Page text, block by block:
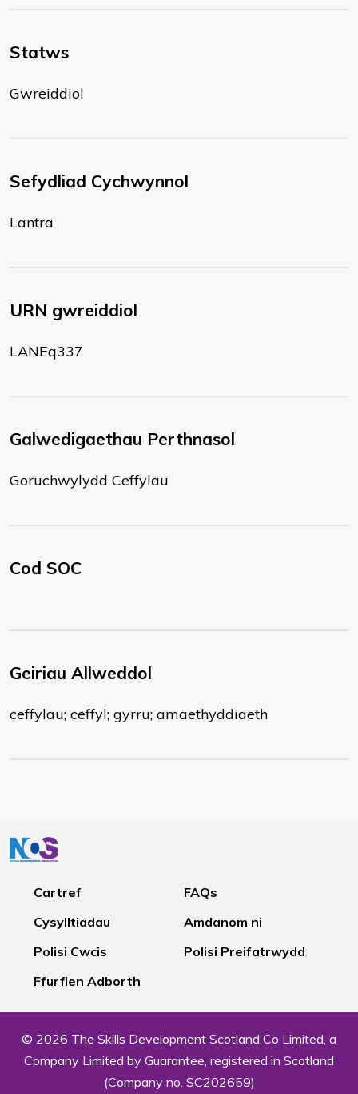
Statws
Gwreiddiol
Sefydliad Cychwynnol
Lantra
URN gwreiddiol
LANEq337
Galwedigaethau Perthnasol
Goruchwylydd Ceffylau
Cod SOC
Geiriau Allweddol
ceffylau; ceffyl; gyrru; amaethyddiaeth
Cartref
FAQs
Cysylltiadau
Amdanom ni
Polisi Cwcis
Polisi Preifatrwydd
Ffurflen Adborth
© 2026 The Skills Development Scotland Co Limited, a
Company Limited by Guarantee, registered in Scotland
(Company no. SC202659)